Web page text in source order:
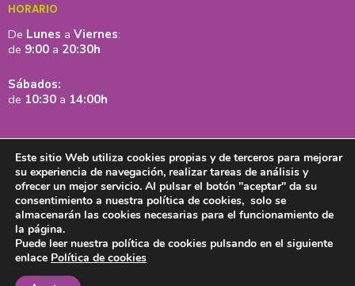
HORARIO
De Lunes a Viernes:
de 9:00 a 20:30h
Sábados:
de 10:30 a 14:00h
Aviso legal y política de privacidad Política de cookies
Mapa web
Este sitio Web utiliza cookies propias y de terceros para mejorar
su experiencia de navegación, realizar tareas de análisis y
ofrecer un mejor servicio. Al pulsar el botón "aceptar" da su
consentimiento a nuestra política de cookies, solo se
almacenarán las cookies necesarias para el funcionamiento de
la página.
Puede leer nuestra política de cookies pulsando en el siguiente
enlace Política de cookies